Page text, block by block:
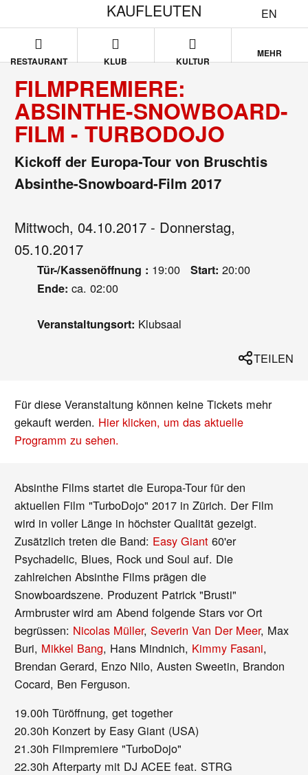
EN
KAUFLEUTEN
RESTAURANT KLUB KULTUR
MEHR
FILMPREMIERE:
ABSINTHE-SNOWBOARD-
FILM - TURBODOJO
Kickoff der Europa-Tour von Bruschtis
Absinthe-Snowboard-Film 2017
Mittwoch, 04.10.2017 - Donnerstag,
05.10.2017
Tür-/Kassenöffnung : 19:00 Start: 20:00
Ende: ca. 02:00
Veranstaltungsort: Klubsaal
TEILEN
Für diese Veranstaltung können keine Tickets mehr
gekauft werden. Hier klicken, um das aktuelle
Programm zu sehen.
Absinthe Films startet die Europa-Tour für den
aktuellen Film "TurboDojo" 2017 in Zürich. Der Film
wird in voller Länge in höchster Qualität gezeigt.
Zusätzlich treten die Band: Easy Giant 60'er
Psychadelic, Blues, Rock und Soul auf. Die
zahlreichen Absinthe Films prägen die
Snowboardszene. Produzent Patrick "Brusti"
Armbruster wird am Abend folgende Stars vor Ort
begrüssen: Nicolas Müller,Severin Van Der Meer, Max
Buri, Mikkel Bang, Hans Mindnich, Kimmy Fasani,
Brendan Gerard, Enzo Nilo, Austen Sweetin, Brandon
Cocard, Ben Ferguson.
19.00h Türöffnung, get together
20.30h Konzert by Easy Giant (USA)
21.30h Filmpremiere "TurboDojo"
22.30h Afterparty mit DJ ACEE feat. STRG